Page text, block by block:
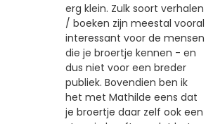
erg klein. Zulk soort verhalen
/ boeken zijn meestal vooral
interessant voor de mensen
die je broertje kennen - en
dus niet voor een breder
publiek. Bovendien ben ik
het met Mathilde eens dat
je broertje daar zelf ook een